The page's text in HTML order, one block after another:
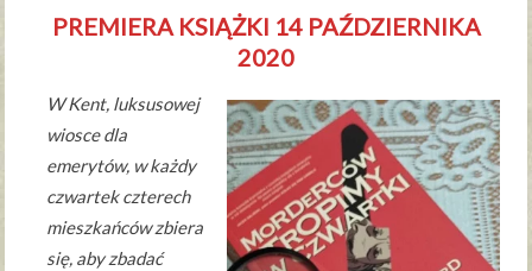
PREMIERA KSIĄŻKI 14 PAŹDZIERNIKA
2020
W Kent, luksusowej
wiosce dla
emerytów, w każdy
czwartek czterech
mieszkańców zbiera
się, aby zbadać